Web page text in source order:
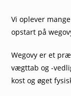
Vi oplever
opstart på
Wegovy er et
vægttab og -
kost og øget